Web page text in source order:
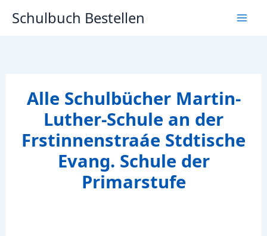
InhaltSchulbuch Bestellen
Alle Schulbücher Martin-
Luther-Schule an der
Frstinnenstraáe Stdtische
Evang. Schule der
Primarstufe